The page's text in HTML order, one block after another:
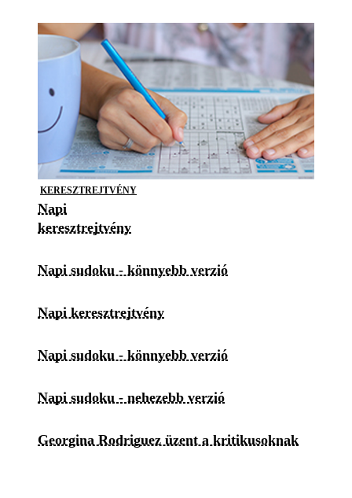
KERESZTREJTVÉNY
Napi
keresztrejtvény
Napi sudoku - könnyebb verzió
Napi keresztrejtvény
Napi sudoku - könnyebb verzió
Napi sudoku - nehezebb verzió
Georgina Rodriguez üzent a kritikusoknak